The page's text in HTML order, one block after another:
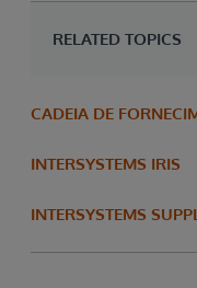
RELATED TOPICS
CADEIA DE
INTERSYSTEMS IRIS
INTERSYSTEMS